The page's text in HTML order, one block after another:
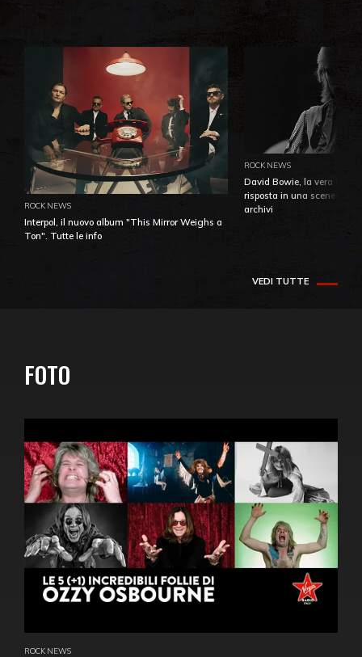
ROCK NEWS
Interpol, il nuovo album "This Mirror Weighs a
Ton". Tutte le info
ROCK NEWS
David Bowie, la vera
risposta in una
archivi
VEDI TUTTE
FOTO
ROCK NEWS